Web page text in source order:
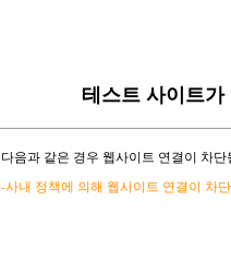
테스트 사이트
다음과 같은 경우 웹사이트 연결이 차단
-사내 정책에 의해 웹사이트 연결이 차